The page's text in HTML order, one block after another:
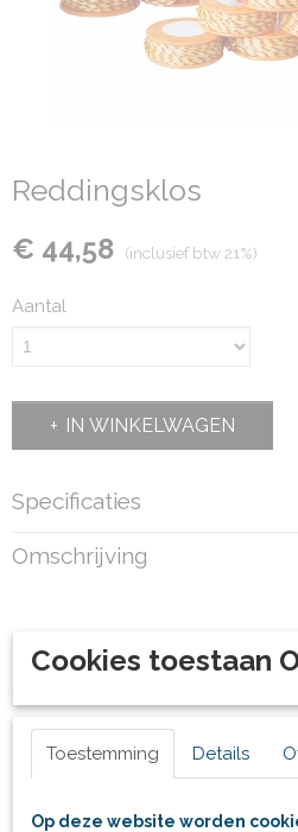
Reddingsklos
€ 44,58 (inclusief btw 21%)
Aantal
IN WINKELWAGEN
Specificaties
Productcode
39951
Omschrijving
15 meter
Ook interessant
Cookies toestaan
Toestemming Details
Op deze website worden